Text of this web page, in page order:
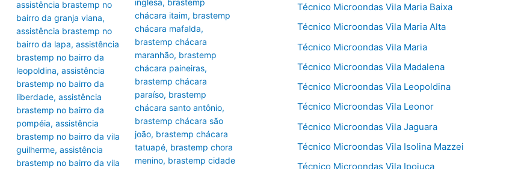
assistência brastemp no
bairro da granja viana,
assistência brastemp no
bairro da lapa, assistência
brastemp no bairro da
leopoldina, assistência
brastemp no bairro da
liberdade, assistência
brastemp no bairro da
pompéia, assistência
brastemp no bairro da vila
guilherme, assistência
brastemp no bairro da vila
chácara itaim, brastemp
chácara mafalda,
brastemp chácara
maranhão, brastemp
chácara paineiras,
brastemp chácara
paraíso, brastemp
chácara santo antônio,
brastemp chácara são
joão, brastemp chácara
tatuapé, brastemp chora
menino, brastemp cidade
Técnico Microondas Vila Maria Baixa
Técnico Microondas Vila Maria Alta
Técnico Microondas Vila Maria
Técnico Microondas Vila Madalena
Técnico Microondas Vila Leopoldina
Técnico Microondas Vila Leonor
Técnico Microondas Vila Jaguara
Técnico Microondas Vila Isolina Mazzei
Técnico Microondas Vila Ipojuca